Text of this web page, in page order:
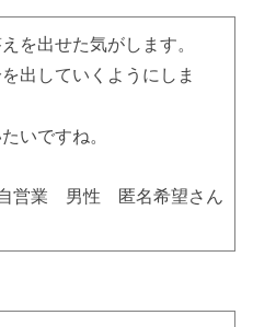
を出せた気がします。
出していくようにしま
いですね。
営業 男性 匿名希望さん